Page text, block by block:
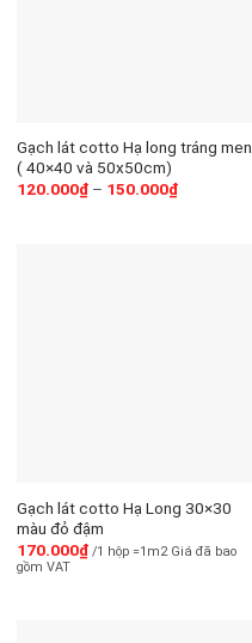
Gạch lát cotto Hạ long tráng men
( 40×40 và 50x50cm)
120.000₫– 150.000₫
Gạch lát cotto Hạ Long 30×30
màu đỏ đậm
170.000₫/1 hộp =1m2 Giá đã bao
gồm VAT